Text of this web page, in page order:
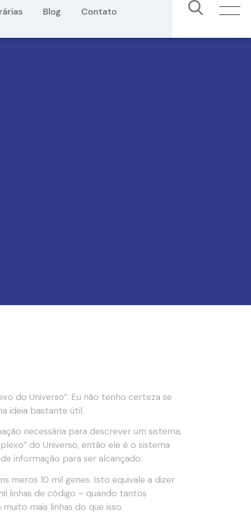
Blog Contato
do Universo”. Eu não tenho certeza se
ideia bastante útil.
necessária para descrever um sistema,
do Universo, então ele é o sistema
informação para ser alcançado.
meros 10 mil genes. Isto equivale a dizer
linhas de código – quando tantos
mais linhas do que isso.